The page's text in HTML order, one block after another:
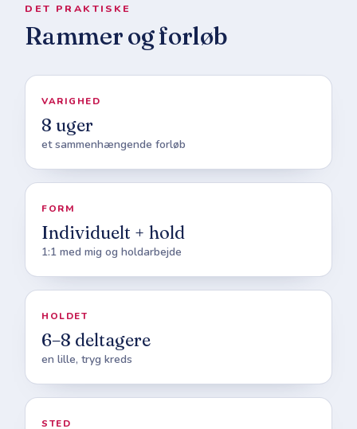
DET PRAKTISKE
Rammer og forløb
VARIGHED
8 uger
et sammenhængende forløb
FORM
Individuelt + hold
1:1 med mig og holdarbejde
HOLDET
6–8 deltagere
en lille, tryg kreds
STED